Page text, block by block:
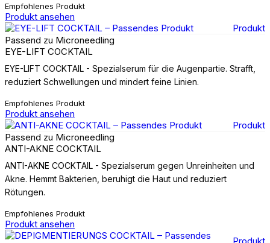
Empfohlenes Produkt
Produkt ansehen
Produkt
Passend zu Microneedling
EYE-LIFT COCKTAIL
EYE-LIFT COCKTAIL - Spezialserum für die Augenpartie. Strafft,
reduziert Schwellungen und mindert feine Linien.
Empfohlenes Produkt
Produkt ansehen
Produkt
Passend zu Microneedling
ANTI-AKNE COCKTAIL
ANTI-AKNE COCKTAIL - Spezialserum gegen Unreinheiten und
Akne. Hemmt Bakterien, beruhigt die Haut und reduziert
Rötungen.
Empfohlenes Produkt
Produkt ansehen